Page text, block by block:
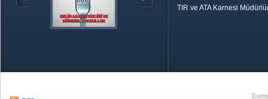
TIR ve ATA Karnesi